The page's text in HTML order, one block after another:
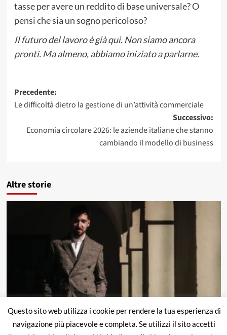
tasse per avere un reddito di base universale? O
pensi che sia un sogno pericoloso?
Il futuro del lavoro è già qui. Non siamo ancora
pronti. Ma almeno, abbiamo iniziato a parlarne.
Navigazione
articolo
Precedente:
Le difficoltà dietro la gestione di un’attività commerciale
Successivo:
Economia circolare 2026: le aziende italiane che stanno
cambiando il modello di business
Altre storie
Notizie economia
Questo sito web utilizza i cookie per rendere la tua esperienza di
navigazione più piacevole e completa. Se utilizzi il sito accetti